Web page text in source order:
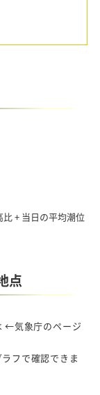
+ 当日の平均潮位
点
←気象庁のページ
フで確認できま